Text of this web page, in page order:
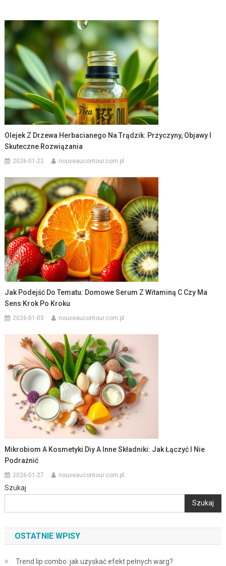
Olejek Z Drzewa Herbacianego Na Trądzik: Przyczyny, Objawy I
Skuteczne Rozwiązania
2026-01-22 nouveaucontour.com.pl
Jak Podejść Do Tematu: Domowe Serum Z Witaminą C Czy Ma
Sens Krok Po Kroku
2026-01-05 nouveaucontour.com.pl
Mikrobiom A Kosmetyki Diy A Inne Składniki: Jak Łączyć I Nie
Podrażnić
2026-01-27 nouveaucontour.com.pl
Szukaj
Szukaj
OSTATNIE WPISY
Trend lip combo: jak uzyskać efekt pełnych warg?